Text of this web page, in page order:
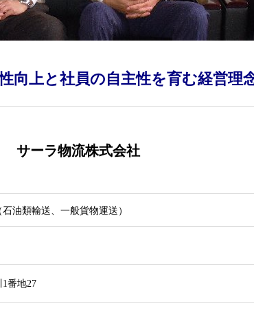
向上と社員の自主性を育む経営理
サーラ物流株式会社
油類輸送、一般貨物運送）
番地27